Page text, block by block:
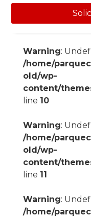
Warning:
/home/
old/wp-
content/
line 10
Warning:
/home/
old/wp-
content/
line 11
Warning:
/home/